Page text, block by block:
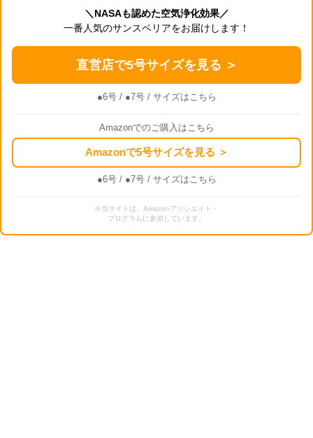
＼NASAも認めた空気浄化効果／
一番人気のサンスベリアをお届けします！
直営店で5号サイズを見る ＞
●6号/ ●7号/ サイズはこちら
Amazonでのご購入はこちら
Amazonで5号サイズを見る ＞
●6号/ ●7号/ サイズはこちら
※当サイトは、Amazonアソシエイト・
プログラムに参加しています。